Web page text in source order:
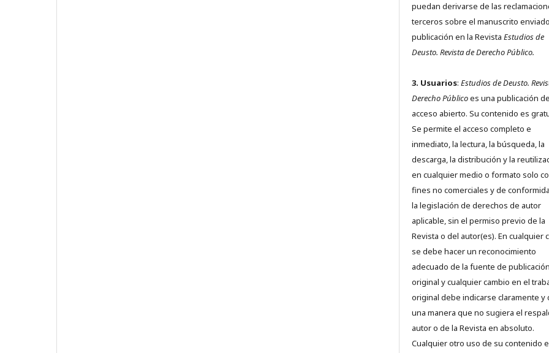
puedan derivarse de las
terceros sobre el manuscrito
publicación en la Revista Estudios de
Deusto. Revista de Derecho Público.
3. Usuarios: Estudios de Deusto.
Derecho Públicoes una publicación de
acceso abierto. Su contenido es
Se permite el acceso completo e
inmediato, la lectura, la búsqueda, la
descarga, la distribución y la
en cualquier medio o formato solo
fines no comerciales y de
la legislación de derechos de autor
aplicable, sin el permiso previo de la
Revista o del autor(es). En cualquier
se debe hacer un reconocimiento
adecuado de la fuente de publicación
original y cualquier cambio en el
original debe indicarse claramente y
una manera que no sugiera el
autor o de la Revista en absoluto.
Cualquier otro uso de su contenido